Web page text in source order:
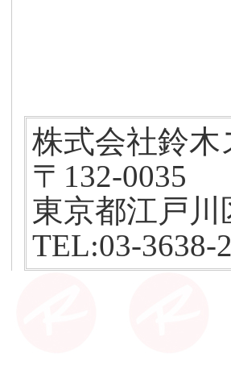
株式会社鈴木
〒132-0035
東京都江戸川
TEL:03-3638-